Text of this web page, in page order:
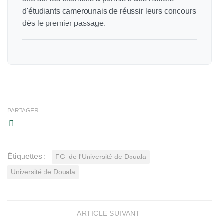
d'étudiants camerounais de réussir leurs concours
dès le premier passage.
PARTAGER
Étiquettes : FGI de l'Université de Douala
Université de Douala
ARTICLE SUIVANT